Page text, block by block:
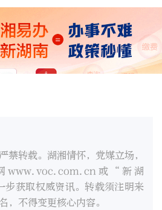
禁转载。湖湘情怀，党媒立场，
www.voc.com.cn或“新湖
获取权威资讯。转载须注明来
，不得变更核心内容。